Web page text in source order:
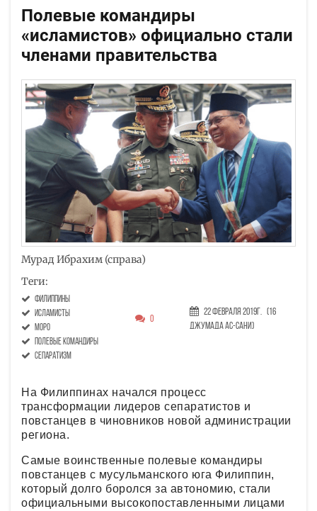
Полевые командиры
«исламистов» официально стали
членами правительства
Мурад Ибрахим (справа)
Теги:
Филиппины
исламисты
моро
полевые командиры
сепаратизм
0
22 Февраля 2019г. (16
Джумада ас-сани)
На Филиппинах начался процесс
трансформации лидеров сепаратистов и
повстанцев в чиновников новой администрации
региона.
Самые воинственные полевые командиры
повстанцев с мусульманского юга Филиппин,
который долго боролся за автономию, стали
официальными высокопоставленными лицами